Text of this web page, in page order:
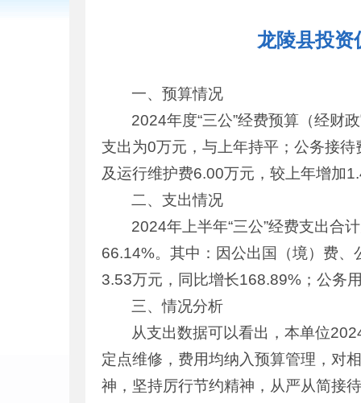
龙陵县投资
一、预算情况
2024年度“三公”经费预算（经财
支出为0万元，与上年持平；公务接
及运行维护费6.00万元，较上年增加
二、支出情况
2024年上半年“三公”经费支出合
66.14%。其中：因公出国（境）费
3.53万元，同比增长168.89%；公务
三、情况分析
从支出数据可以看出，本单位
定点维修，费用均纳入预算管理，对
神，坚持厉行节约精神，从严从简接